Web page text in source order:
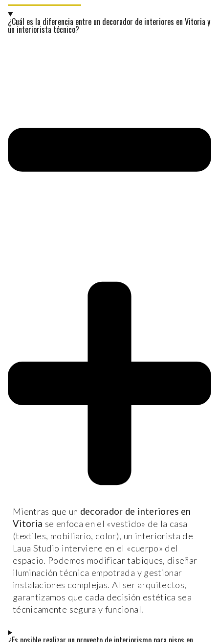
¿Cuál es la diferencia entre un decorador de interiores en Vitoria y
un interiorista técnico?
Mientras que un decorador de interiores en
Vitoria se enfoca en el «vestido» de la casa
(textiles, mobiliario, color), un interiorista de
Laua Studio interviene en el «cuerpo» del
espacio. Podemos modificar tabiques, diseñar
iluminación técnica empotrada y gestionar
instalaciones complejas. Al ser arquitectos,
garantizamos que cada decisión estética sea
técnicamente segura y funcional.